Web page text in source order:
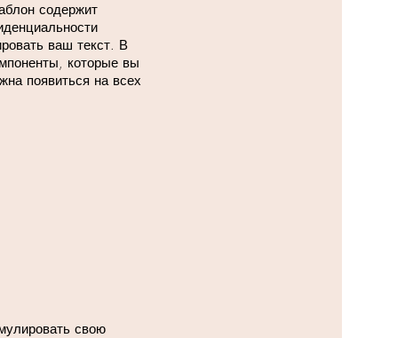
содержит
ваш текст. В
которые вы
появиться на всех
свою